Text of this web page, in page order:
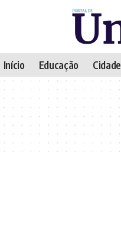
Início Educação Cidade